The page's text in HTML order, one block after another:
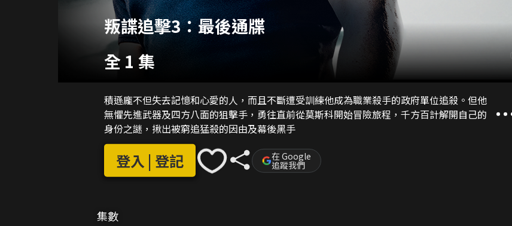
叛諜追擊3：最後通牒
全 1 集
積遜龐不但失去記憶和心愛的人，而且不斷遭受訓練他成為職業殺手的政府單位追殺。但他
無懼先進武器及四方八面的狙擊手，勇往直前從莫斯科開始冒險旅程，千方百計解開自己的
身份之謎，揪出被窮追猛殺的因由及幕後黑手
登入 | 登記 在 Google
追蹤我們
集數